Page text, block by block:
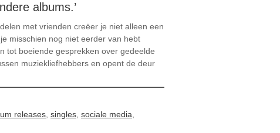
albums.’
met vrienden creëer je niet alleen een
misschien nog niet eerder van hebt
tot boeiende gesprekken over gedeelde
muziekliefhebbers en opent de deur
releases singles sociale media